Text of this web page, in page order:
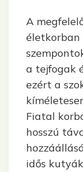
A
életkorban
a tejfogak
ezért a
Fiatal
hosszú
idős